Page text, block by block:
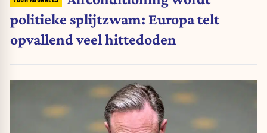
politieke splijtzwam: Europa telt
opvallend veel hittedoden